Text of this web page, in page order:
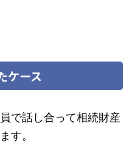
ケース
で話し合って相続財産
す。